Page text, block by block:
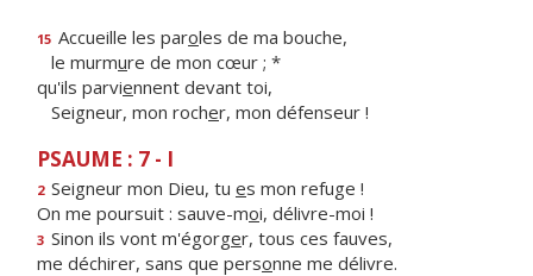
15 Accueille les paroles de ma bouche,
le murmure de mon cœur ; *
qu'ils parviennent devant toi,
Seigneur, mon rocher, mon défenseur !
PSAUME : 7 - I
2 Seigneur mon Dieu, tu es mon refuge !
On me poursuit : sauve-moi, délivre-moi !
3 Sinon ils vont m'égorger, tous ces fauves,
me déchirer, sans que personne me délivre.